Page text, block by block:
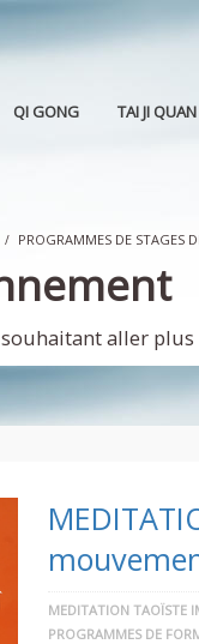
QI GONG TAI JI QUAN
PROGRAMMES DE STAGES
aller
MEDITATION TAOÏSTE
PROGRAMMES DE